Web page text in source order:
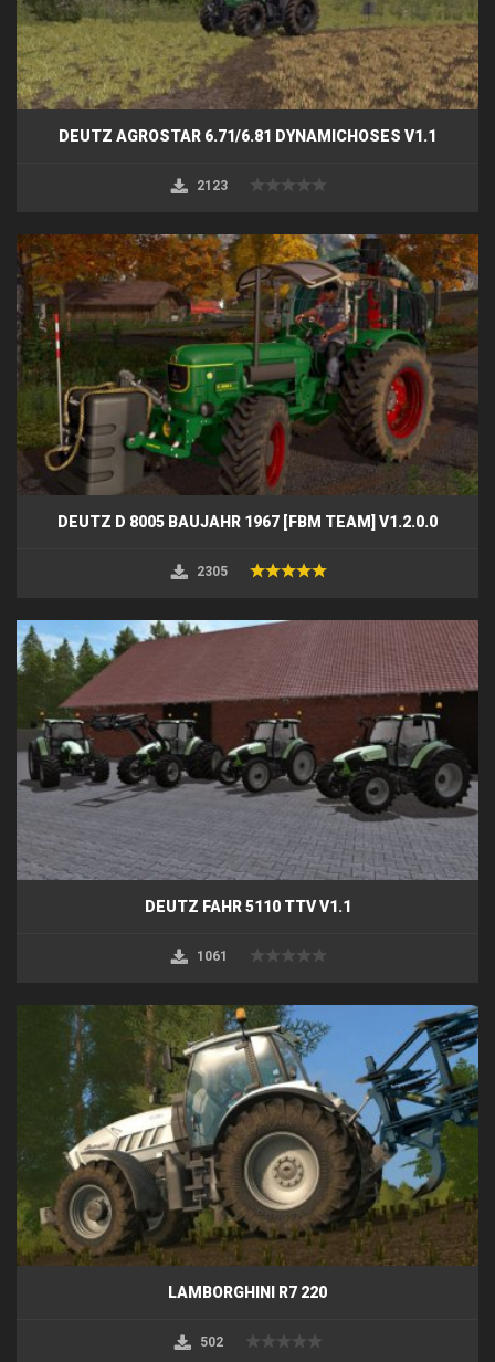
DEUTZ AGROSTAR 6.71/6.81 DYNAMICHOSES V1.1
2123
DEUTZ D 8005 BAUJAHR 1967 [FBM TEAM] V1.2.0.0
2305
DEUTZ FAHR 5110 TTV V1.1
1061
LAMBORGHINI R7 220
502